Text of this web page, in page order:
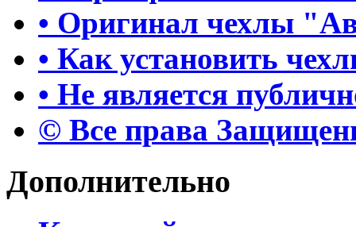
• Оригинал чехлы
• Как установить
• Не является
© Все права
Дополнительно